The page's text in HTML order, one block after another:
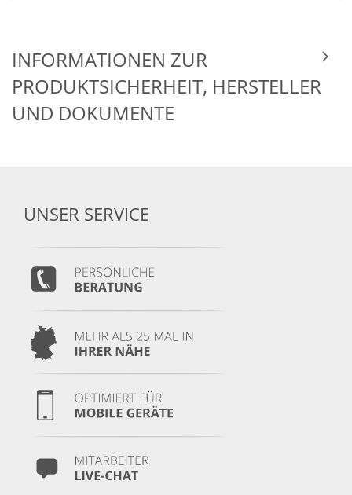
INFORMATIONEN ZUR
PRODUKTSICHERHEIT, HERSTELLER
UND DOKUMENTE
UNSER SERVICE